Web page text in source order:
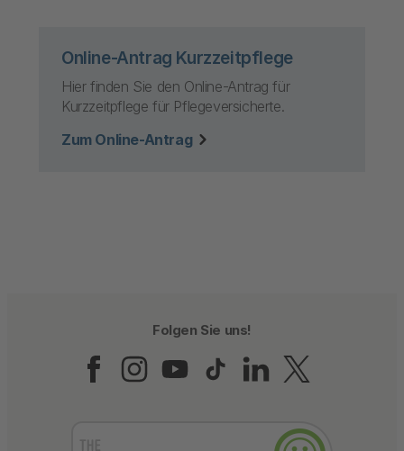
Online-Antrag Kurzzeitpflege
Hier finden Sie den Online-Antrag für
Kurzzeitpflege für Pflegeversicherte.
Zum Online-Antrag
Folgen Sie uns!
Folgen Sie uns auf
Folgen Sie uns auf
Folgen Sie uns
Folgen Sie
Folgen